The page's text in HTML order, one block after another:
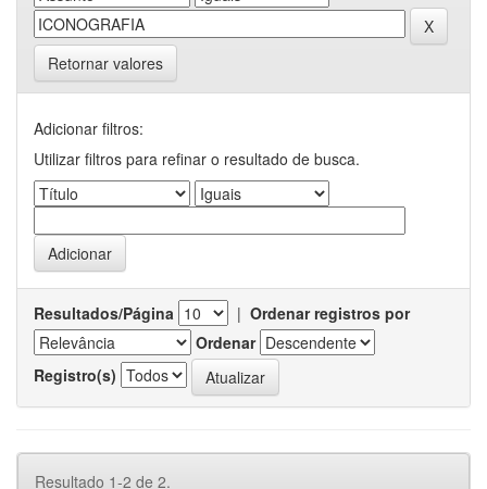
Retornar valores
Adicionar filtros:
Utilizar filtros para refinar o resultado de busca.
Resultados/Página | Ordenar registros por
Ordenar
Registro(s)
Resultado 1-2 de 2.